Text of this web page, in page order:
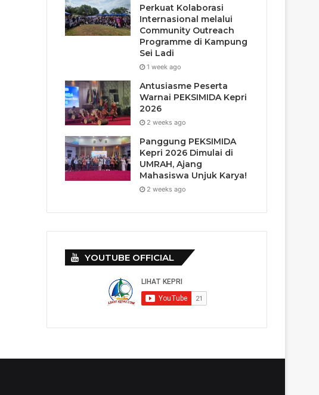
Perkuat Kolaborasi
Internasional melalui
Community Outreach
Programme di Kampung
Sei Ladi
1 week ago
Antusiasme Peserta
Warnai PEKSIMIDA Kepri
2026
2 weeks ago
Panggung PEKSIMIDA
Kepri 2026 Dimulai di
UMRAH, Ajang
Mahasiswa Unjuk Karya!
2 weeks ago
YOUTUBE OFFICIAL